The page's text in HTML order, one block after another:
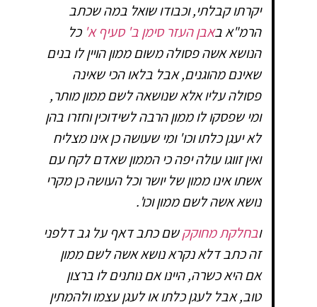
יקרתו קבלתי, וכבודו שואל במה שכתב
הרמ"א באבן העזר סימן ב' סעיף א' כל
הנושא אשה פסולה משום ממון הויין לו בנים
שאינם מהוגנים, אבל בלאו הכי שאינה
פסולה עליו אלא שנושאה לשם ממון מותר,
ומי שפסקו לו ממון הרבה לשידוכין וחזרו בהן
לא יעגן כלתו וכו' ומי שעושה כן אינו מצליח
ואין זווגו עולה יפה כי הממון שאדם לקח עם
אשתו אינו ממון של יושר וכל העושה כן מקרי
נושא אשה לשם ממון וכו'.
ובחלקת מחוקקשם כתב דאף על גב דלפני
זה כתב דלא נקרא נושא אשה לשם ממון
אם היא כשרה, היינו אם נותנים לו ברצון
טוב, אבל לעגן כלתו או לעגן עצמו ולהמתין